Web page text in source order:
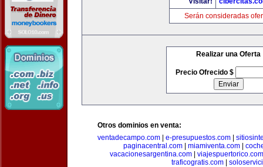
Serán consideradas
Realizar una Oferta
Precio Ofrecido $
Otros dominios en venta:
ventadecampo.com
e-presupuestos.com
paginacentral.com| miamiventa.com|
vacacionesargentina.com
viajespuertorico.com
traficogratis.com|